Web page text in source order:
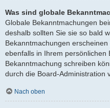
Was sind globale
Globale Bekanntmachungen
deshalb sollten Sie sie so bald
Bekanntmachungen
ebenfalls in Ihrem persönlichen
Bekanntmachung schreiben
durch die Board-Administration
Nach oben